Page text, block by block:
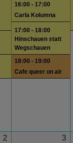
16:00 - 17:00
Carla Kolumna
17:00 - 18:00
Hinschauen statt
Wegschauen
18:00 - 19:00
Cafe queer on air
2 3